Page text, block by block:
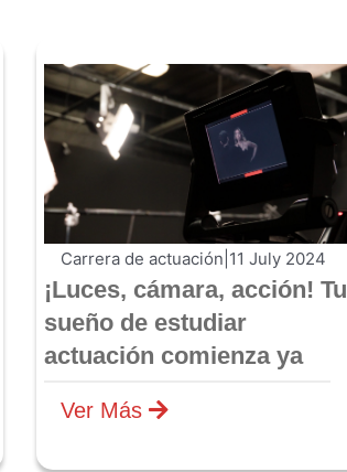
Carrera de actuación 11 July 2024
¡Luces, cámara, acción! Tu
sueño de estudiar
actuación comienza ya
Ver Más